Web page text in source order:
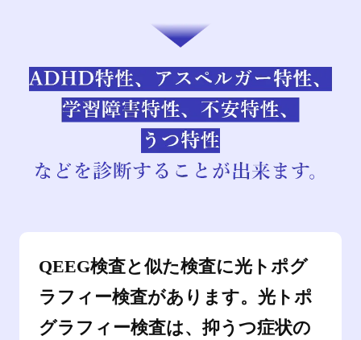
QEEG検査と似た検査に光トポグ
ラフィー検査があります。光トポ
グラフィー検査は、抑うつ症状の